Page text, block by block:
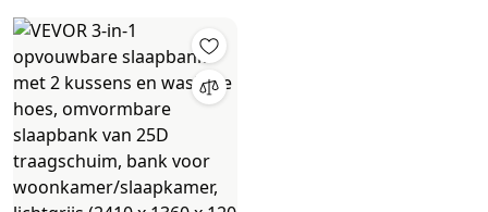
corduroy-bank met
pocketveren en zacht kussen
voor slaapkamer, kantoor,
appartement, geen montage
vereist, grijs